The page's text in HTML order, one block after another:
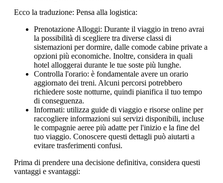
Ecco la traduzione: Pensa alla logistica:
Prenotazione Alloggi: Durante il viaggio in treno avrai
la possibilità di scegliere tra diverse classi di
sistemazioni per dormire, dalle comode cabine private a
opzioni più economiche. Inoltre, considera in quali
hotel alloggerai durante le tue soste più lunghe.
Controlla l'orario: è fondamentale avere un orario
aggiornato dei treni. Alcuni percorsi potrebbero
richiedere soste notturne, quindi pianifica il tuo tempo
di conseguenza.
Informati: utilizza guide di viaggio e risorse online per
raccogliere informazioni sui servizi disponibili, incluse
le compagnie aeree più adatte per l'inizio e la fine del
tuo viaggio. Conoscere questi dettagli può aiutarti a
evitare trasferimenti confusi.
Prima di prendere una decisione definitiva, considera questi
vantaggi e svantaggi: